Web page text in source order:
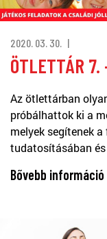
2020. 03. 30.
ÖTLETTÁR
Az ötlettárban
próbálhattok ki a
melyek segítenek
tudatosításában
Bővebb információ